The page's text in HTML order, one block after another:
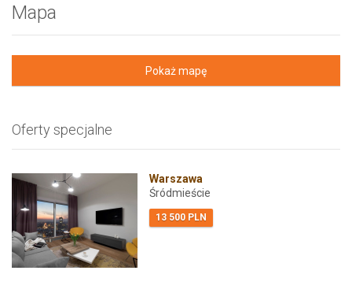
Mapa
Pokaż mapę
Oferty specjalne
Warszawa
Śródmieście
13 500 PLN